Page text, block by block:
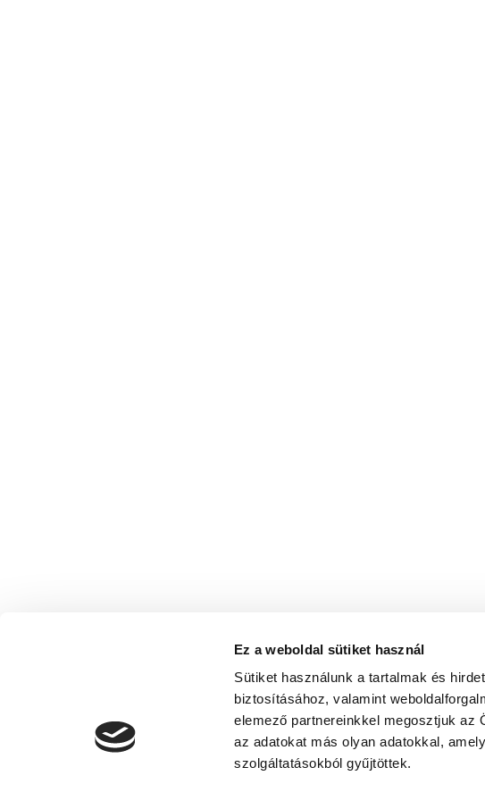
Ez a weboldal sütiket használ
Sütiket használunk a tartalmak és
biztosításához, valamint
elemező partnereinkkel megosztjuk az
az adatokat más olyan adatokkal,
szolgáltatásokból gyűjtöttek.